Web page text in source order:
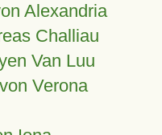
Alexandria
Challiau
Van Luu
Verona